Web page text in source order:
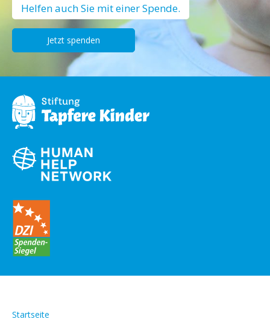
Helfen auch Sie mit einer Spende.
Jetzt spenden
Startseite